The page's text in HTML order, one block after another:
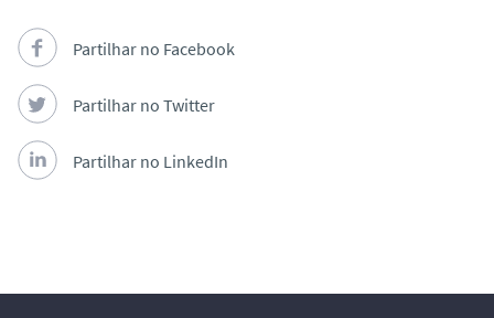
Partilhar no Facebook
Partilhar no Twitter
Partilhar no LinkedIn